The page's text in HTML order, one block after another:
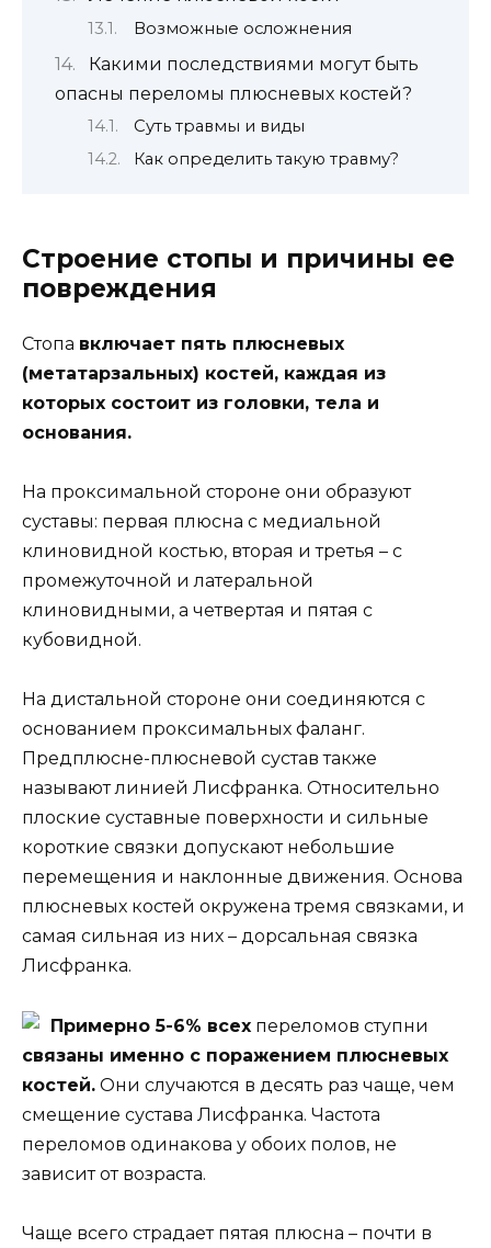
Возможные осложнения
Какими последствиями могут быть
опасны переломы плюсневых костей?
Суть травмы и виды
Как определить такую травму?
Строение стопы и причины ее
повреждения
Стопа включает пять плюсневых
(метатарзальных) костей, каждая из
которых состоит из головки, тела и
основания.
На проксимальной стороне они образуют
суставы: первая плюсна с медиальной
клиновидной костью, вторая и третья – с
промежуточной и латеральной
клиновидными, а четвертая и пятая с
кубовидной.
На дистальной стороне они соединяются с
основанием проксимальных фаланг.
Предплюсне-плюсневой сустав также
называют линией Лисфранка. Относительно
плоские суставные поверхности и сильные
короткие связки допускают небольшие
перемещения и наклонные движения. Основа
плюсневых костей окружена тремя связками, и
самая сильная из них – дорсальная связка
Лисфранка.
Примерно 5-6% всех переломов ступни
связаны именно с поражением плюсневых
костей. Они случаются в десять раз чаще, чем
смещение сустава Лисфранка. Частота
переломов одинакова у обоих полов, не
зависит от возраста.
Чаще всего страдает пятая плюсна – почти в